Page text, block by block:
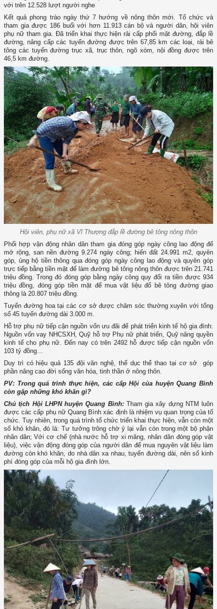
với trên 12.528 lượt người nghe
Kết quả phong trào ngày thứ 7 hướng về nông thôn mới. Tổ chức và
tham gia được 186 buổi với hơn 11.913 cán bộ và người dân, hội viên
phụ nữ tham gia. Đã triển khai thực hiện rải cấp phối mặt đường, đắp lề
đường, nâng cấp các tuyến đường được trên 67,85 km các loại, rải bê
tông các tuyến đường trục xã, trục thôn, ngõ xóm, nội đồng được trên
46,5 km đường.
Hội viên, phụ nữ xã Vĩ Thượng đắp lề đường bê tông nông thôn
Phối hợp vận động nhân dân tham gia đóng góp ngày công lao động để
mở rộng, san nền đường 9.274 ngày công; hiến đất 24.991 m2, quyên
góp, ủng hộ tiền thông qua đóng góp ngày công lao động và quyên góp
trực tiếp bằng tiền mặt để làm đường bê tông nông thôn được trên 21.741
triệu đồng. Trong đó đóng góp bằng ngày công quy đổi ra tiền được 934
triệu đồng, đóng góp tiền mặt để mua vật liệu đổ bê tông đường giao
thông là 20.807 triệu đồng.
Tuyến đường hoa tại các cơ sở được chăm sóc thường xuyên với tổng
số 45 tuyến đường dài 3.000 m.
Hỗ trợ phụ nữ tiếp cận nguồn vốn ưu đãi để phát triển kinh tế hộ gia đình:
Nguồn vốn vay NHCSXH, Quỹ hỗ trợ Phụ nữ phát triển, Quỹ nâng quyền
kinh tế cho phụ nữ. Đến nay có trên 2492 hỗ được tiếp cận nguồn vốn
103 tỷ đồng…
Duy trì có hiệu quả 135 đội văn nghệ, thể dục thể thao tại cơ sở góp
phần nâng cao đời sống văn hóa, tinh thần ở nông thôn.
PV: Trong quá trình thực hiện, các cấp Hội của huyện Quang Bình
còn gặp những khó khăn gì?
Chủ tịch Hội LHPN huyện Quang Bình: Tham gia xây dựng NTM luôn
được các cấp phụ nữ Quang Bình xác định là nhiệm vụ quan trọng của tổ
chức. Tuy nhiên, trong quá trình tổ chức triển khai thực hiện, vẫn còn một
số khó khăn, đó là: Tư tưởng trông chờ ỷ lại vẫn còn trong một bộ phận
nhân dân; Với cơ chế (nhà nước hỗ trợ xi măng, nhân dân đóng góp vật
liệu), việc vận động đóng góp của người dân để mua nguyên vật liệu làm
đường còn khó khăn, do nhà dân xa nhau, tuyến đường dài, nên số kinh
phí đóng góp của mỗi hộ gia đình lớn.